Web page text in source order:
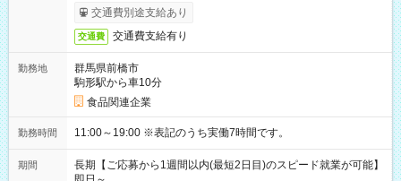
交通費別途支給あり
交通費 交通費支給有り
勤務地
群馬県前橋市
駒形駅から車10分
食品関連企業
勤務時間 11:00～19:00 ※表記のうち実働7時間です。
期間
長期【ご応募から1週間以内(最短2日目)のスピード就業が可能】